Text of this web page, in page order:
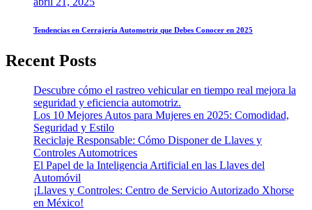
Tendencias en Cerrajería Automotriz que Debes Conocer en 2025
Recent Posts
Descubre cómo el rastreo vehicular en tiempo real mejora la
seguridad y eficiencia automotriz.
Los 10 Mejores Autos para Mujeres en 2025: Comodidad,
Seguridad y Estilo
Reciclaje Responsable: Cómo Disponer de Llaves y
Controles Automotrices
El Papel de la Inteligencia Artificial en las Llaves del
Automóvil
¡Llaves y Controles: Centro de Servicio Autorizado Xhorse
en México!